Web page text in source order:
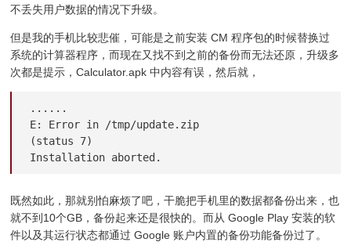
不丢失用户数据的情况下升级。
但是我的手机比较悲催，可能是之前安装 CM 程序包的时候替换过
系统的计算器程序，而现在又找不到之前的备份而无法还原，升级多
次都是提示，Calculator.apk 中内容有误，然后就，
......
E: Error in /tmp/update.zip
(status 7)
Installation aborted.
既然如此，那就别怕麻烦了吧，干脆把手机里的数据都备份出来，也
就不到10个GB，备份起来还是很快的。而从 Google Play 安装的软
件以及其运行状态都通过 Google 账户内置的备份功能备份过了。